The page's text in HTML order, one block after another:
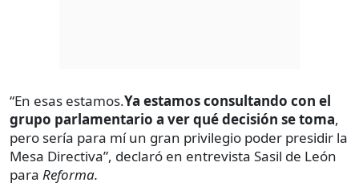
“En esas estamos.Ya estamos consultando con el
grupo parlamentario a ver qué decisión se toma,
pero sería para mí un gran privilegio poder presidir la
Mesa Directiva”, declaró en entrevista Sasil de León
para Reforma.